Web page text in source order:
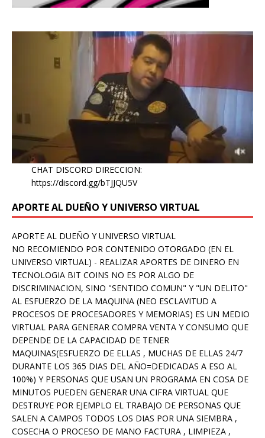
CHAT DISCORD DIRECCION:
https://discord.gg/bTJJQU5V
APORTE AL DUEÑO Y UNIVERSO VIRTUAL
APORTE AL DUEÑO Y UNIVERSO VIRTUAL
NO RECOMIENDO POR CONTENIDO OTORGADO (EN EL
UNIVERSO VIRTUAL) - REALIZAR APORTES DE DINERO EN
TECNOLOGIA BIT COINS NO ES POR ALGO DE
DISCRIMINACION, SINO "SENTIDO COMUN" Y "UN DELITO"
AL ESFUERZO DE LA MAQUINA (NEO ESCLAVITUD A
PROCESOS DE PROCESADORES Y MEMORIAS) ES UN MEDIO
VIRTUAL PARA GENERAR COMPRA VENTA Y CONSUMO QUE
DEPENDE DE LA CAPACIDAD DE TENER
MAQUINAS(ESFUERZO DE ELLAS , MUCHAS DE ELLAS 24/7
DURANTE LOS 365 DIAS DEL AÑO=DEDICADAS A ESO AL
100%) Y PERSONAS QUE USAN UN PROGRAMA EN COSA DE
MINUTOS PUEDEN GENERAR UNA CIFRA VIRTUAL QUE
DESTRUYE POR EJEMPLO EL TRABAJO DE PERSONAS QUE
SALEN A CAMPOS TODOS LOS DIAS POR UNA SIEMBRA ,
COSECHA O PROCESO DE MANO FACTURA , LIMPIEZA ,